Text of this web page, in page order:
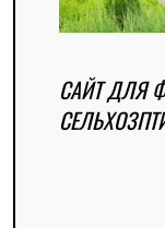
САЙТ ДЛЯ